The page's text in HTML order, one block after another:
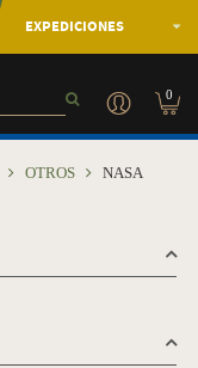
EXPEDICIONES
0
OTROS NASA